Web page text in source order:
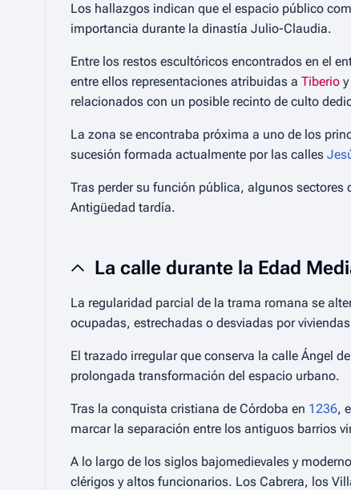
Los hallazgos indican que el espacio público
importancia durante la dinastía Julio-Claudia.
Entre los restos escultóricos encontrados en el
entre ellos representaciones atribuidas a Tiberio y
relacionados con un posible recinto de culto
La zona se encontraba próxima a uno de los
sucesión formada actualmente por las calles
Tras perder su función pública, algunos
Antigüedad tardía.
La calle durante la Edad
La regularidad parcial de la trama romana se
ocupadas, estrechadas o desviadas por
El trazado irregular que conserva la calle Ángel
prolongada transformación del espacio urbano.
Tras la conquista cristiana de Córdoba en 1236,
marcar la separación entre los antiguos barrios
A lo largo de los siglos bajomedievales y
clérigos y altos funcionarios. Los Cabrera, los